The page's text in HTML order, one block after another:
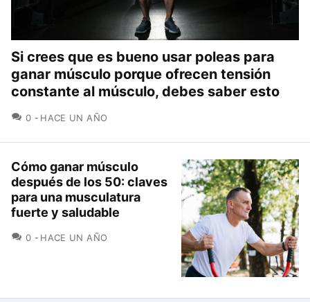
Si crees que es bueno usar poleas para
ganar músculo porque ofrecen tensión
constante al músculo, debes saber esto
0 COMENTARIOS
HACE UN AÑO
Cómo ganar músculo
después de los 50: claves
para una musculatura
fuerte y saludable
0 COMENTARIOS
HACE UN AÑO